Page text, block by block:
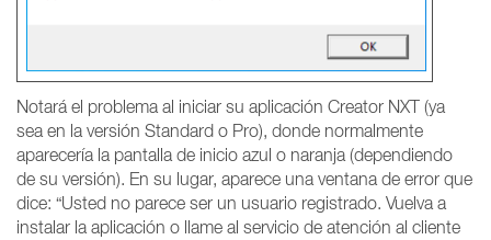
Notará el problema al iniciar su aplicación Creator NXT (ya
sea en la versión Standard o Pro), donde normalmente
aparecería la pantalla de inicio azul o naranja (dependiendo
de su versión). En su lugar, aparece una ventana de error que
dice: “Usted no parece ser un usuario registrado. Vuelva a
instalar la aplicación o llame al servicio de atención al cliente